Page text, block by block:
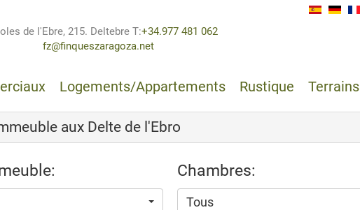
de l'Ebre, 215. Deltebre T:+34.977 481 062
fz@finqueszaragoza.net
Logements/Appartements Rustique Terrains
aux Delte de l'Ebro
Chambres:
Tous